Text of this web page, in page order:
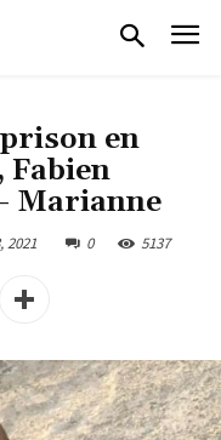
en
Fabien
Marianne
2021 0 5137